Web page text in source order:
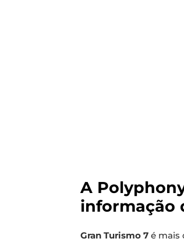
A
informação
Gran Turismo 7 é mais